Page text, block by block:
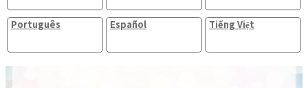
Português Español Tiếng Việt